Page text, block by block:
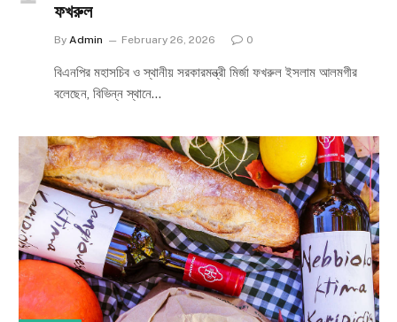
ফখরুল
By Admin February 26, 2026 0
বিএনপির মহাসচিব ও স্থানীয় সরকারমন্ত্রী মির্জা ফখরুল ইসলাম আলমগীর
বলেছেন, বিভিন্ন স্থানে…